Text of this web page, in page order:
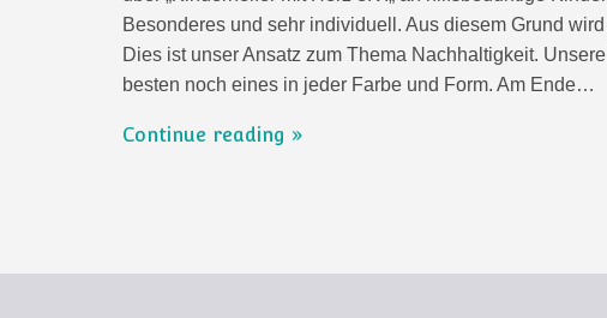
Besonderes und sehr individuell. Aus diesem Grund
Dies ist unser Ansatz zum Thema Nachhaltigkeit.
besten noch eines in jeder Farbe und Form. Am Ende…
Continue reading